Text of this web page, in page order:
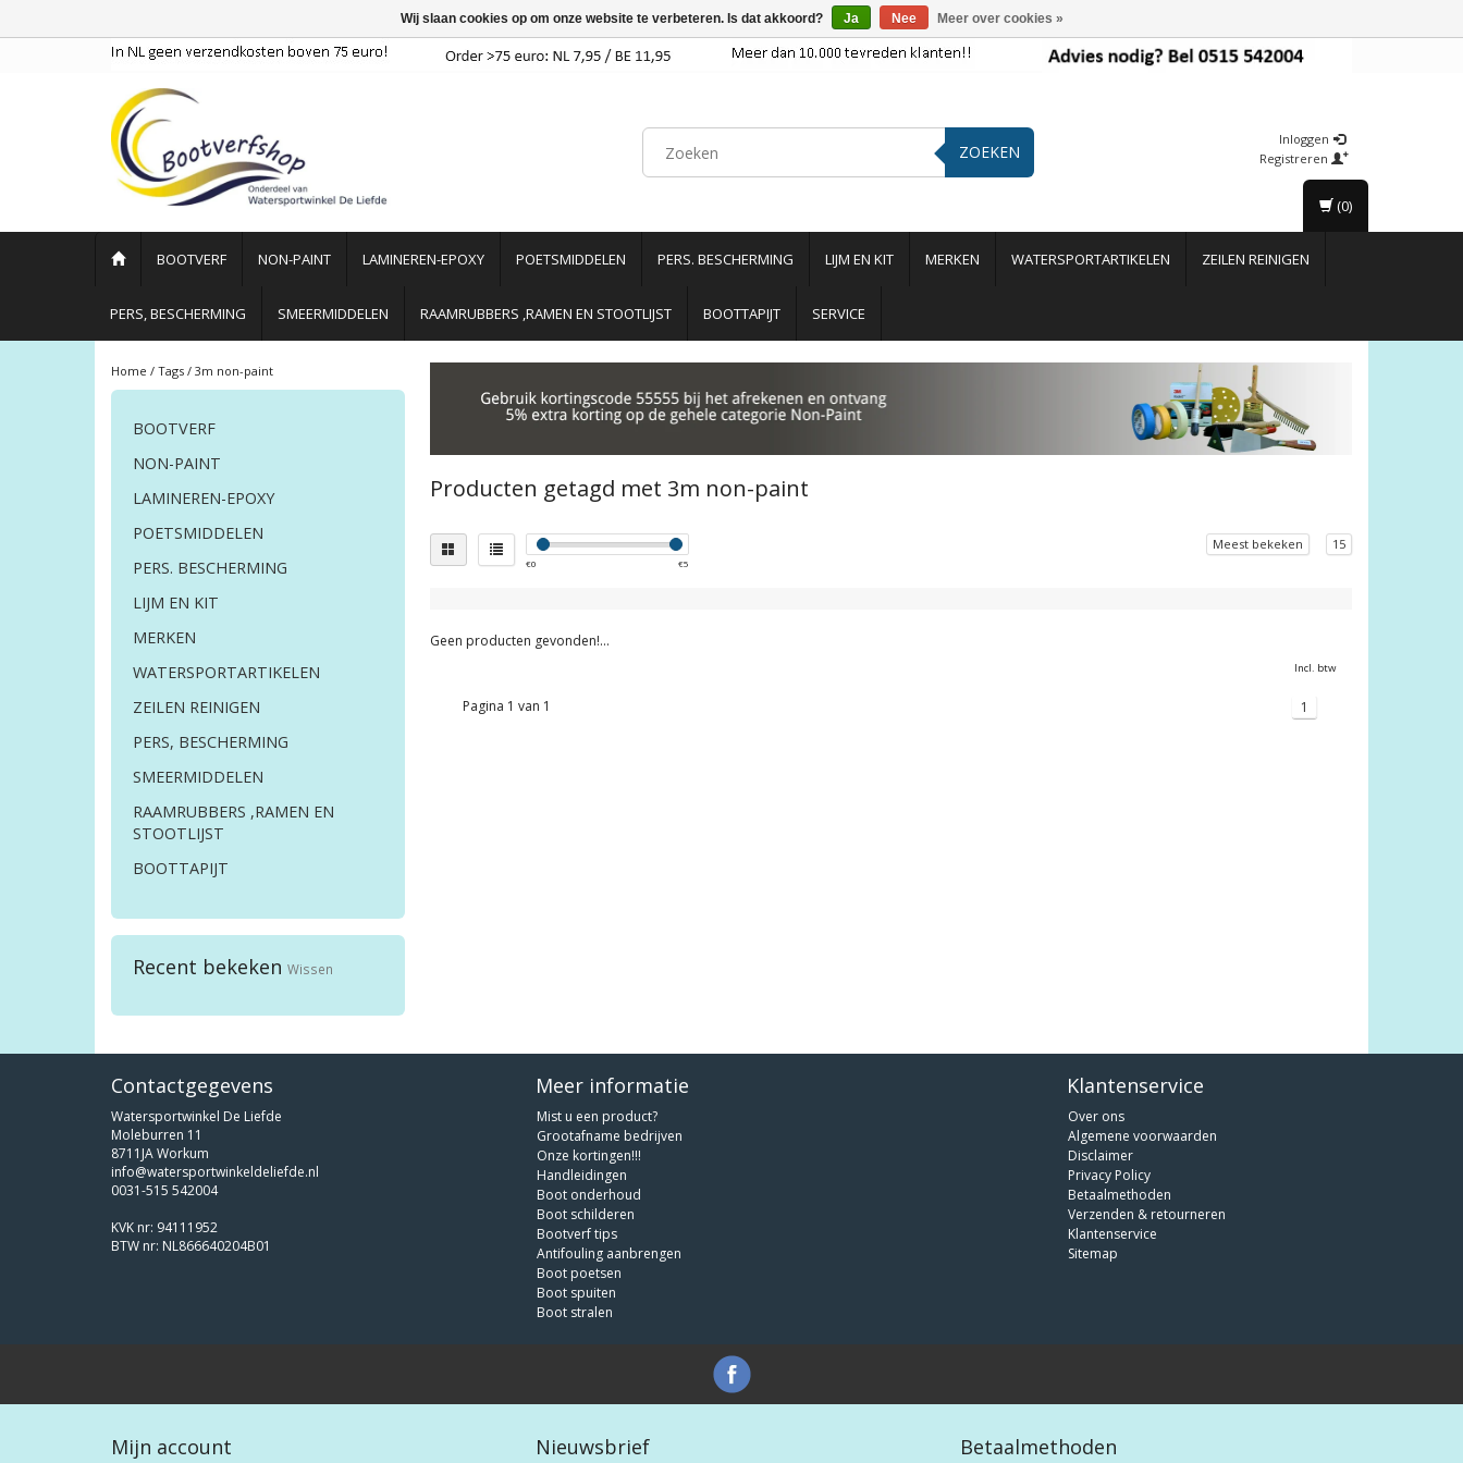
ZOEKEN
Inloggen
Registreren
BOOTVERF NON-PAINT LAMINEREN-EPOXY POETSMIDDELEN PERS. BESCHERMING LIJM EN KIT MERKEN WATERSPORTARTIKELEN ZEILEN REINIGEN
PERS, BESCHERMING SMEERMIDDELEN RAAMRUBBERS ,RAMEN EN STOOTLIJST BOOTTAPIJT SERVICE
(0)
Home / Tags / 3m non-paint
BOOTVERF
NON-PAINT
LAMINEREN-EPOXY
POETSMIDDELEN
PERS. BESCHERMING
LIJM EN KIT
MERKEN
WATERSPORTARTIKELEN
ZEILEN REINIGEN
PERS, BESCHERMING
SMEERMIDDELEN
RAAMRUBBERS ,RAMEN EN
STOOTLIJST
BOOTTAPIJT
Recent bekeken Wissen
Producten getagd met 3m non-paint
€0 €5
Meest bekeken 15
Geen producten gevonden!...
Incl. btw
Pagina 1 van 1 1
Contactgegevens
Watersportwinkel De Liefde
Moleburren 11
8711JA Workum
info@watersportwinkeldeliefde.nl
0031-515 542004
KVK nr: 94111952
BTW nr: NL866640204B01
Meer informatie
Mist u een product?
Grootafname bedrijven
Onze kortingen!!!
Handleidingen
Boot onderhoud
Boot schilderen
Bootverf tips
Antifouling aanbrengen
Boot poetsen
Boot spuiten
Boot stralen
Klantenservice
Over ons
Algemene voorwaarden
Disclaimer
Privacy Policy
Betaalmethoden
Verzenden & retourneren
Klantenservice
Sitemap
Mijn account Nieuwsbrief Betaalmethoden
Wij slaan cookies op om onze website te verbeteren. Is dat akkoord? Ja Nee Meer over cookies »